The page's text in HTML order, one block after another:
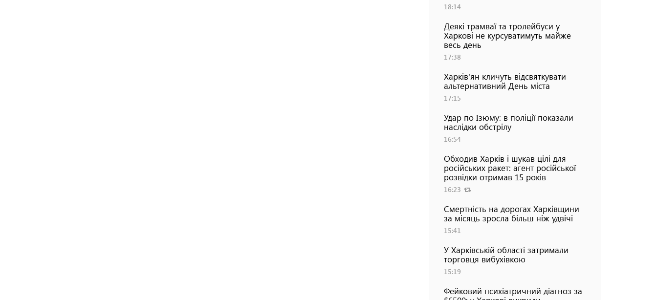
18:14
Деякі трамваї та тролейбуси у
Харкові не курсуватимуть майже
весь день
17:38
Харків'ян кличуть відсвяткувати
альтернативний День міста
17:15
Удар по Ізюму: в поліції показали
наслідки обстрілу
16:54
Обходив Харків і шукав цілі для
російських ракет: агент російської
розвідки отримав 15 років
16:23
Смертність на дорогах Харківщини
за місяць зросла більш ніж удвічі
15:41
У Харківській області затримали
торговця вибухівкою
15:19
Фейковий психіатричний діагноз за